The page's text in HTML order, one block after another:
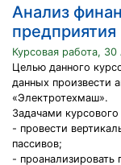
Анализ
предприятия
Курсовая работа,
Целью данного
данных произвести
«Электротехмаш».
Задачами
- провести
пассивов;
- проанализировать